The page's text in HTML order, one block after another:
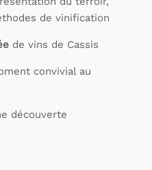
de vinification
de vins de Cassis
convivial au
découverte